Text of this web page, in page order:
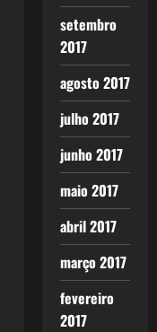
setembro
2017
agosto 2017
julho 2017
junho 2017
maio 2017
abril 2017
março 2017
fevereiro
2017